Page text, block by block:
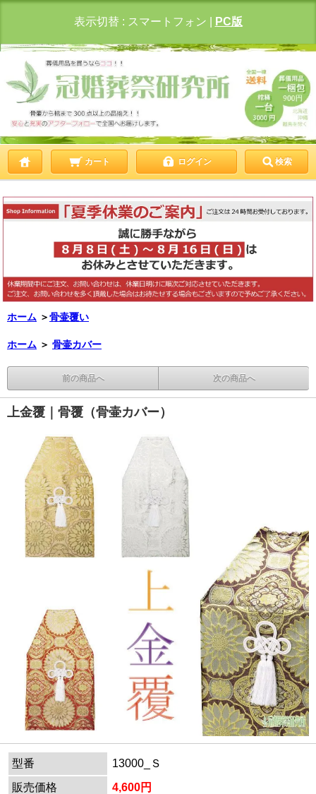
表示切替 : スマートフォン PC版
カート ログイン 検索
ホーム ＞骨壷覆い
ホーム ＞ 骨壷カバー
前の商品へ 次の商品へ
上金覆｜骨覆（骨壷カバー）
型番
13000_Ｓ
販売価格
4,600円